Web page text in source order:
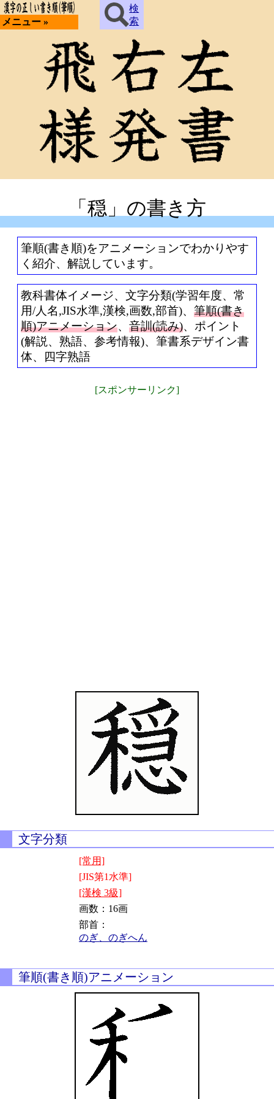
メニュー »
検
索
「穏」の書き方
筆順(書き順)をアニメーションでわかりやす
く紹介、解説しています。
教科書体イメージ、文字分類(学習年度、常
用/人名,JIS水準,漢検,画数,部首)、 筆順(書き
順)アニメーション、 音訓(読み)、ポイント
(解説、熟語、参考情報)、筆書系デザイン書
体、四字熟語
[スポンサーリンク]
文字分類
[常用]
[JIS第1水準]
[漢検 3級]
画数：16画
部首：
のぎ、のぎへん
筆順(書き順)アニメーション